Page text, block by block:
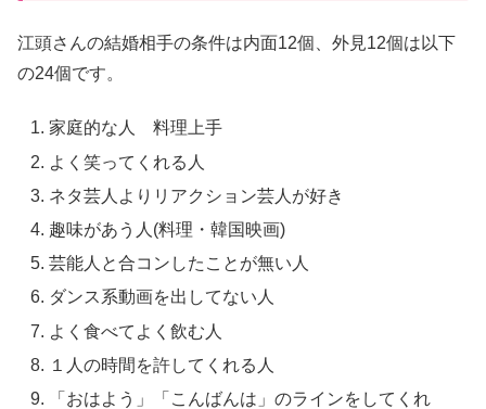
江頭さんの結婚相手の条件は内面12個、外見12個は以下
の24個です。
家庭的な人 料理上手
よく笑ってくれる人
ネタ芸人よりリアクション芸人が好き
趣味があう人(料理・韓国映画)
芸能人と合コンしたことが無い人
ダンス系動画を出してない人
よく食べてよく飲む人
１人の時間を許してくれる人
「おはよう」「こんばんは」のラインをしてくれ